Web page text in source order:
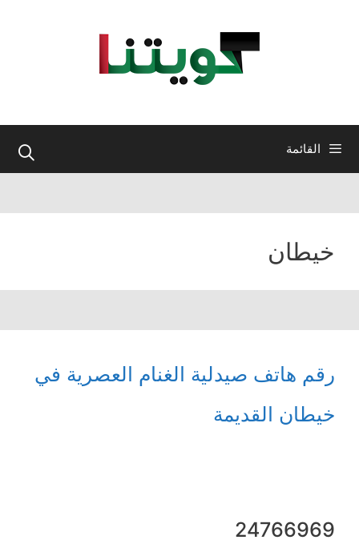
القائمة
خيطان
رقم هاتف صيدلية الغنام العصرية في
خيطان القدیمة
24766969